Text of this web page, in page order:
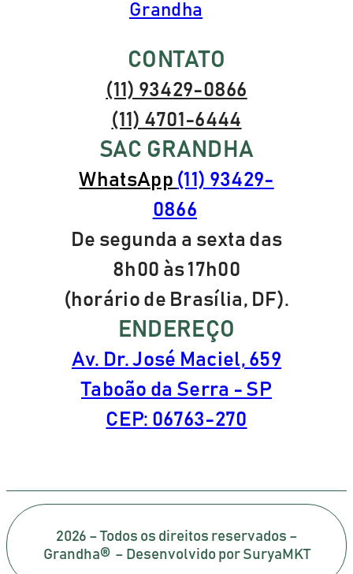
Grandha
CONTATO
(11) 93429-0866
(11) 4701-6444
SAC GRANDHA
WhatsApp (11) 93429-
0866
De segunda a sexta das
8h00 às 17h00
(horário de Brasília, DF).
ENDEREÇO
Av. Dr. José Maciel, 659
Taboão da Serra - SP
CEP: 06763-270
2026 – Todos os direitos reservados –
Grandha® – Desenvolvido por SuryaMKT